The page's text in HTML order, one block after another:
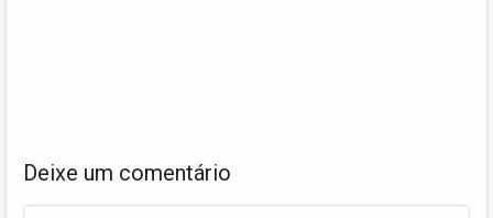
Deixe um comentário